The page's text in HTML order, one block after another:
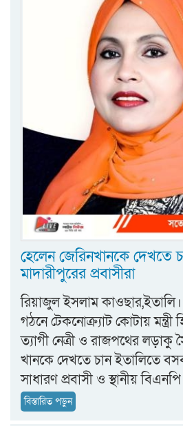
হেলেন জেরিনখানকে দেখতে
মাদারীপুরের প্রবাসীরা
রিয়াজুল ইসলাম
গঠনে টেকনোক্র্যাট কোটায় মন্ত্রী
ত্যাগী নেত্রী ও রাজপথের লড়াকু
খানকে দেখতে চান ইতালিতে
সাধারণ প্রবাসী ও স্থানীয় বিএনপি
বিস্তারিত পড়ুন